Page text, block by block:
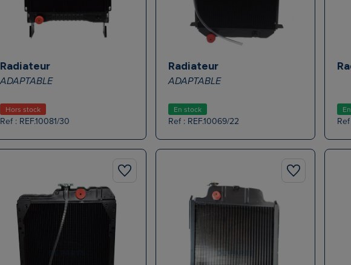
Radiateur
ADAPTABLE
Hors stock
Ref : REF.10081/30
Radiateur
ADAPTABLE
En stock
Ref : REF.10069/22